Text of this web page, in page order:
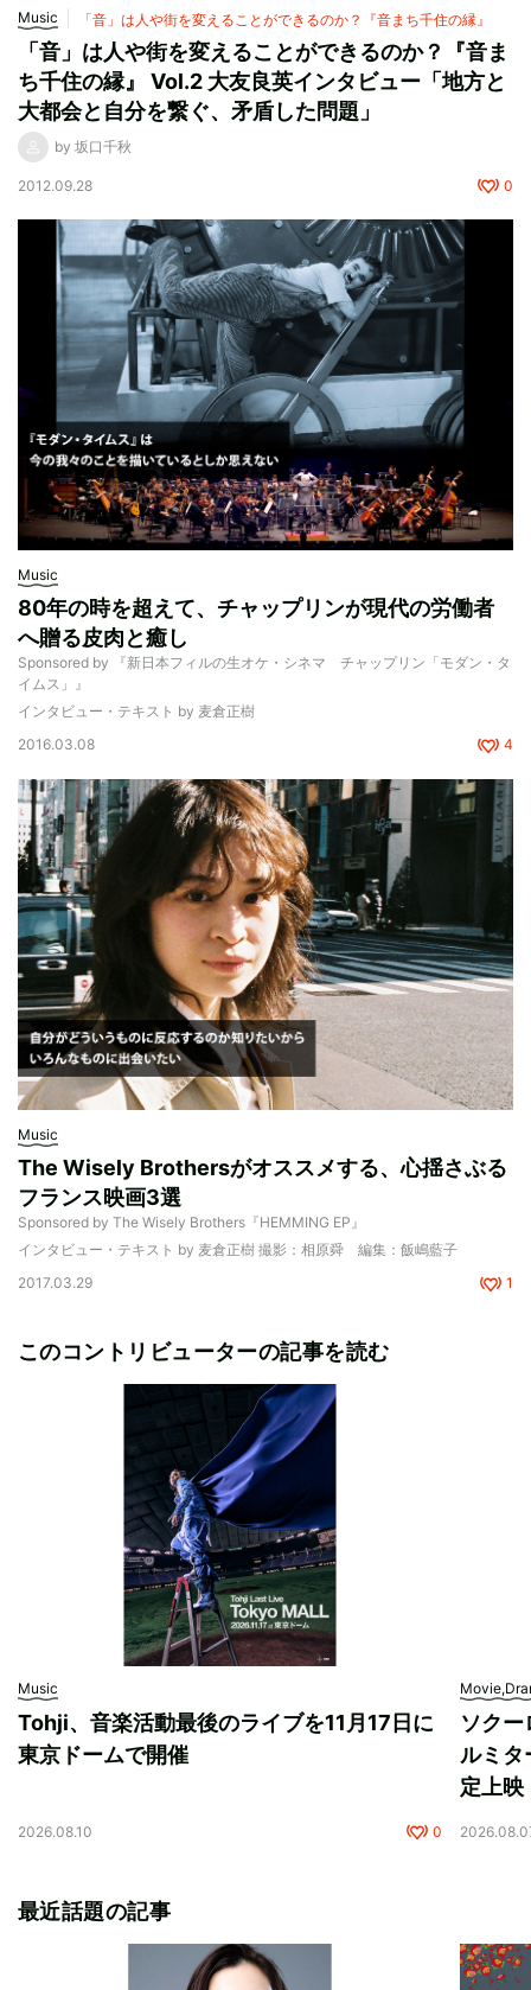
Music 「音」は人や街を変えることができるのか？『音まち千住の縁』
「音」は人や街を変えることができるのか？『音ま
ち千住の縁』 Vol.2 大友良英インタビュー「地方と
大都会と自分を繋ぐ、矛盾した問題」
by 坂口千秋
2012.09.28 0
Music
80年の時を超えて、チャップリンが現代の労働者
へ贈る皮肉と癒し
Sponsored by 『新日本フィルの生オケ・シネマ チャップリン「モダン・タ
イムス」』
インタビュー・テキスト by 麦倉正樹
2016.03.08
4
Music
The Wisely Brothersがオススメする、心揺さぶる
フランス映画3選
Sponsored by The Wisely Brothers『HEMMING EP』
インタビュー・テキスト by 麦倉正樹 撮影：相原舜 編集：飯嶋藍子
2017.03.29
1
このコントリビューターの記事を読む
Music
Tohji、音楽活動最後のライブを11月17日に
東京ドームで開催
2026.08.10 0
ソク
ルミタ
定上映
最近話題の記事